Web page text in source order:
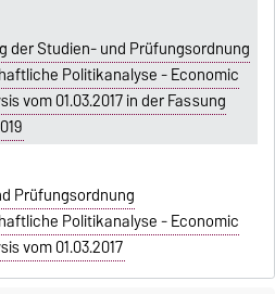
der Studien- und Prüfungsordnung
Politikanalyse - Economic
vom 01.03.2017 in der Fassung
Prüfungsordnung
Politikanalyse - Economic
vom 01.03.2017